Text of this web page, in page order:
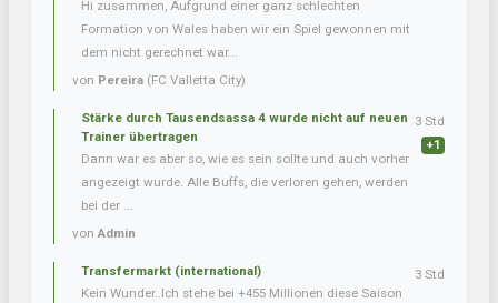
Hi zusammen, Aufgrund einer ganz schlechten
Formation von Wales haben wir ein Spiel gewonnen mit
dem nicht gerechnet war...
von Pereira (FC Valletta City)
Stärke durch Tausendsassa 4 wurde nicht auf neuen
Trainer übertragen
Dann war es aber so, wie es sein sollte und auch vorher
angezeigt wurde. Alle Buffs, die verloren gehen, werden
bei der ...
vonAdmin
3 Std
+1
Transfermarkt (international)
Kein Wunder..Ich stehe bei +455 Millionen diese Saison
3 Std